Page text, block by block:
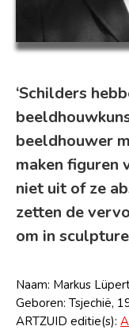
‘Schilders
beeldhouwer
maken figuren
niet uit of ze
zetten de
om in
Naam: Markus
Geboren: Tsjechië,
ARTZUID editie(s):